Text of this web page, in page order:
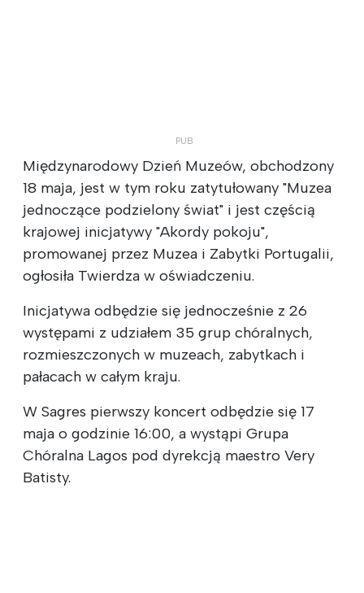
Międzynarodowy Dzień Muzeów, obchodzony
18 maja, jest w tym roku zatytułowany "Muzea
jednoczące podzielony świat" i jest częścią
krajowej inicjatywy "Akordy pokoju",
promowanej przez Muzea i Zabytki Portugalii,
ogłosiła Twierdza w oświadczeniu.
Inicjatywa odbędzie się jednocześnie z 26
występami z udziałem 35 grup chóralnych,
rozmieszczonych w muzeach, zabytkach i
pałacach w całym kraju.
W Sagres pierwszy koncert odbędzie się 17
maja o godzinie 16:00, a wystąpi Grupa
Chóralna Lagos pod dyrekcją maestro Very
Batisty.